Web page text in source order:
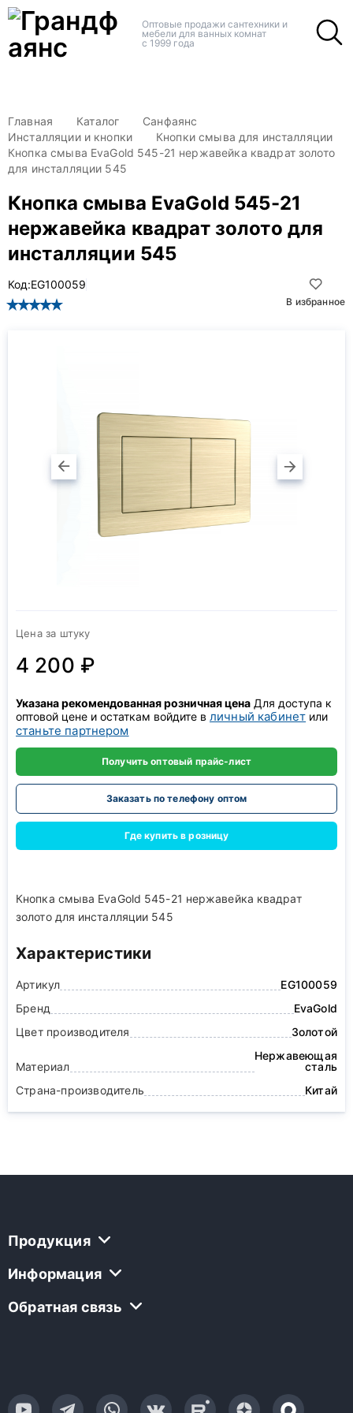
Оптовые продажи сантехники и
мебели для ванных комнат
с 1999 года
Главная Каталог
Санфаянс
Инсталляции и кнопки
Кнопки смыва для инсталляции
Кнопка смыва EvaGold 545-21 нержавейка квадрат золото
для инсталляции 545
Кнопка смыва EvaGold 545-21
нержавейка квадрат золото для
инсталляции 545
В избранное
Код:EG100059
Цена за штуку
4 200 ₽
Указана рекомендованная розничная цена Для доступа к
оптовой цене и остаткам войдите в личный кабинет или
станьте партнером
Получить оптовый прайс-лист
Заказать по телефону оптом
Где купить в розницу
Кнопка смыва EvaGold 545-21 нержавейка квадрат
золото для инсталляции 545
Характеристики
Артикул
EG100059
Бренд
EvaGold
Цвет производителя
Золотой
Материал
Нержавеющая
сталь
Страна-производитель
Китай
Продукция
Информация
Обратная связь